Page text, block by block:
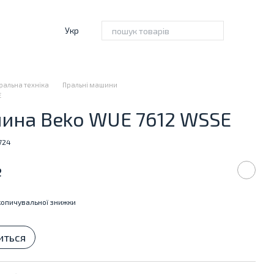
Укр
техніка
Пральні машини
Beko WUE 7612 WSSE
знижки